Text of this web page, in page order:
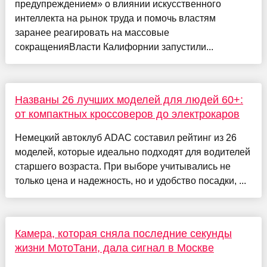
предупреждением» о влиянии искусственного
интеллекта на рынок труда и помочь властям
заранее реагировать на массовые
сокращенияВласти Калифорнии запустили...
Названы 26 лучших моделей для людей 60+:
от компактных кроссоверов до электрокаров
Немецкий автоклуб ADAC составил рейтинг из 26
моделей, которые идеально подходят для водителей
старшего возраста. При выборе учитывались не
только цена и надежность, но и удобство посадки, ...
Камера, которая сняла последние секунды
жизни МотоТани, дала сигнал в Москве